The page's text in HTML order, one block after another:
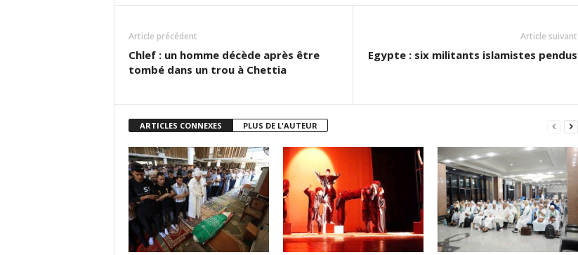
Article précédent
Chlef : un homme décède après être
tombé dans un trou à Chettia
Article suivant
Egypte : six militants islamistes pendus
ARTICLES CONNEXES PLUS DE L'AUTEUR